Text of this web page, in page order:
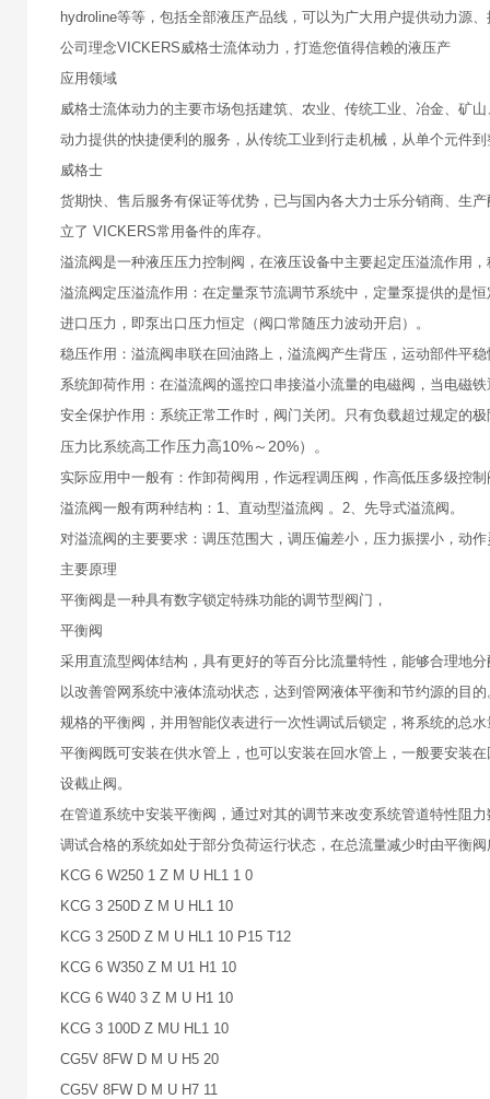
hydroline等等，包括全部液压产品线，可以为广大用户提供动力源
公司理念VICKERS威格士流体动力，打造您值得信赖的液压产
应用领域
威格士流体动力的主要市场包括建筑、农业、传统工业、冶金、矿
动力提供的快捷便利的服务，从传统工业到行走机械，从单个元件
威格士
货期快、售后服务有保证等优势，已与国内各大力士乐分销商、生
立了 VICKERS常用备件的库存。
溢流阀是一种液压压力控制阀，在液压设备中主要起定压溢流作用
溢流阀定压溢流作用：在定量泵节流调节系统中，定量泵提供的是
进口压力，即泵出口压力恒定（阀口常随压力波动开启）。
稳压作用：溢流阀串联在回油路上，溢流阀产生背压，运动部件平
系统卸荷作用：在溢流阀的遥控口串接溢小流量的电磁阀，当电磁
安全保护作用：系统正常工作时，阀门关闭。只有负载超过规定的
压力比系统高工作压力高10%～20%）。
实际应用中一般有：作卸荷阀用，作远程调压阀，作高低压多级控
溢流阀一般有两种结构：1、直动型溢流阀 。2、先导式溢流阀。
对溢流阀的主要要求：调压范围大，调压偏差小，压力振摆小，动
主要原理
平衡阀是一种具有数字锁定特殊功能的调节型阀门，
平衡阀
采用直流型阀体结构，具有更好的等百分比流量特性，能够合理地
以改善管网系统中液体流动状态，达到管网液体平衡和节约源的目
规格的平衡阀，并用智能仪表进行一次性调试后锁定，将系统的总
平衡阀既可安装在供水管上，也可以安装在回水管上，一般要安装
设截止阀。
在管道系统中安装平衡阀，通过对其的调节来改变系统管道特性阻
调试合格的系统如处于部分负荷运行状态，在总流量减少时由平衡
KCG 6 W250 1 Z M U HL1 1 0
KCG 3 250D Z M U HL1 10
KCG 3 250D Z M U HL1 10 P15 T12
KCG 6 W350 Z M U1 H1 10
KCG 6 W40 3 Z M U H1 10
KCG 3 100D Z MU HL1 10
CG5V 8FW D M U H5 20
CG5V 8FW D M U H7 11